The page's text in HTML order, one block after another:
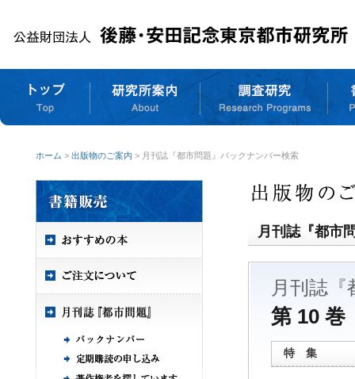
ホーム > 出版物のご案内 > 月刊誌『都市問題』バックナンバー検索
月刊誌『都市
月刊誌『
第 10
特 集